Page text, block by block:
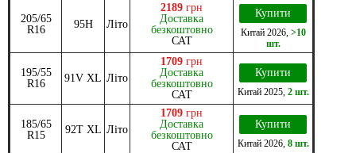
205/65
R16
95H Літо
2189 грн
Доставка
безкоштовно
САТ
Купити
Китай2026, >10
шт.
195/55
R16
91V XL Літо
1709 грн
Доставка
безкоштовно
САТ
Купити
Китай2025, 2 шт.
185/65
R15
92T XL Літо
1709 грн
Доставка
безкоштовно
САТ
Купити
Китай2026, 8 шт.